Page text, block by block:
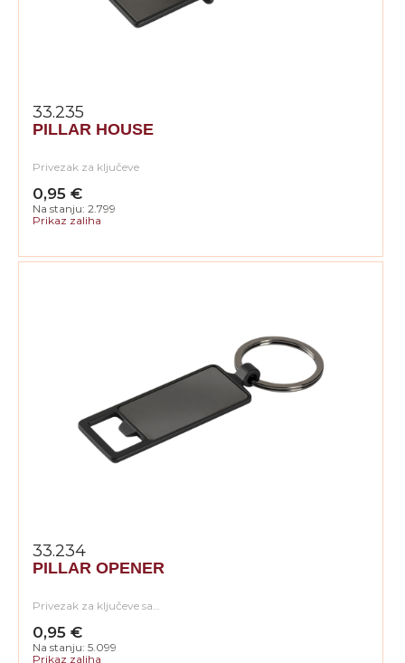
33.235
PILLAR HOUSE
Privezak za ključeve
0,95 €
Na stanju: 2.799
Prikaz zaliha
33.234
PILLAR OPENER
Privezak za ključeve sa…
0,95 €
Na stanju: 5.099
Prikaz zaliha